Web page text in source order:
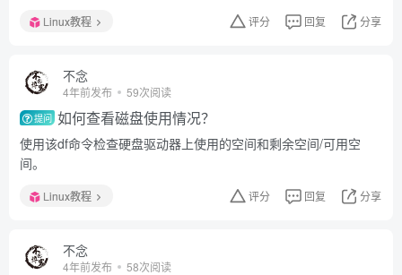
Linux教程 评分 回复 分享
不念
4年前发布 59次阅读
提问 如何查看磁盘使用情况？
使用该df命令检查硬盘驱动器上使用的空间和剩余空间/可用空
间。
Linux教程 评分 回复 分享
不念
4年前发布 58次阅读